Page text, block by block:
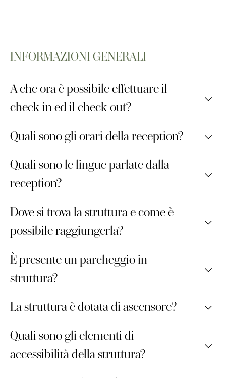
INFORMAZIONI GENERALI
A che ora è possibile effettuare il
check-in ed il check-out?
Check-in dalle 14 alle 20
Check-out dalle 8 alle 10
Si prega di contattare la reception per diverse
necessità.
Quali sono gli orari della reception?
Dalle 8 alle 13 e dalle 14 alle 20.
Quali sono le lingue parlate dalla
reception?
Italiano, inglese, francese.
Dove si trova la struttura e come è
possibile raggiungerla?
La struttura si trova nel piccolo paese di
Lupompesi vicino al Comune di Murlo.
Per raggiungerci, consigliamo di noleggiare una
È presente un parcheggio in
struttura?
Abbiamo un ampio parcheggio gratuito, non
elettriche del tipo 2.
La struttura è dotata di ascensore?
No.
Quali sono gli elementi di
accessibilità della struttura?